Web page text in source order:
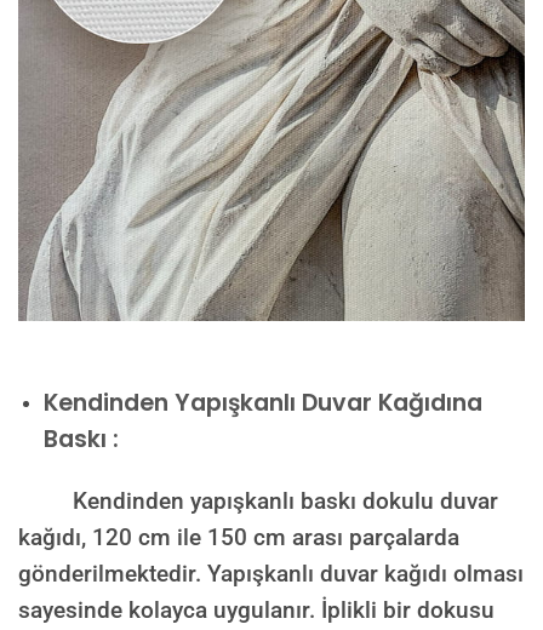
Kendinden Yapışkanlı Duvar Kağıdına
Baskı :
Kendinden yapışkanlı baskı dokulu duvar
kağıdı, 120 cm ile 150 cm arası parçalarda
gönderilmektedir. Yapışkanlı duvar kağıdı olması
sayesinde kolayca uygulanır. İplikli bir dokusu